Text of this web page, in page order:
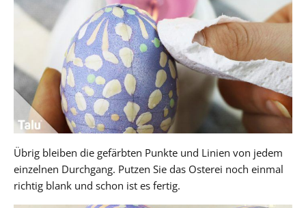
Übrig bleiben die gefärbten Punkte und Linien von jedem
einzelnen Durchgang. Putzen Sie das Osterei noch einmal
richtig blank und schon ist es fertig.